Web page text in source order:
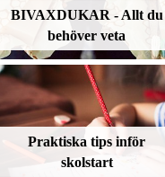
BIVAXDUKAR - Allt du
behöver veta
Praktiska tips inför
skolstart